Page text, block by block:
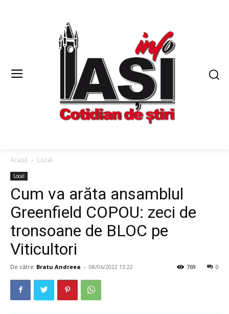
Acasă Local
Local
Cum va arăta ansamblul
Greenfield COPOU: zeci de
tronsoane de BLOC pe
Viticultori
De către Bratu Andreea - 08/06/2022 13:22 0
769